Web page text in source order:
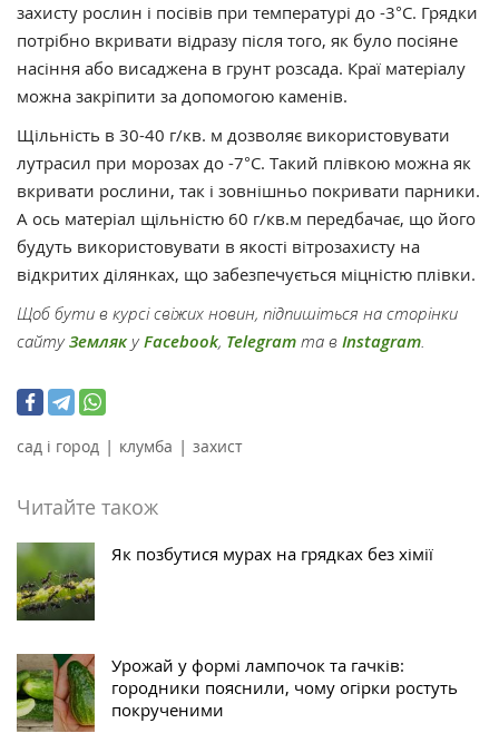
захисту рослин і посівів при температурі до -3°С. Грядки
потрібно вкривати відразу після того, як було посіяне
насіння або висаджена в грунт розсада. Краї матеріалу
можна закріпити за допомогою каменів.
Щільність в 30-40 г/кв. м дозволяє використовувати
лутрасил при морозах до -7°С. Такий плівкою можна як
вкривати рослини, так і зовнішньо покривати парники.
А ось матеріал щільністю 60 г/кв.м передбачає, що його
будуть використовувати в якості вітрозахисту на
відкритих ділянках, що забезпечується міцністю плівки.
Щоб бути в курсі свіжих новин, підпишіться на сторінки
сайтуЗемлякуFacebook, Telegram та в Instagram
сад і город | клумба | захист
Читайте також
Як позбутися мурах на грядках без хімії
Урожай у формі лампочок та гачків:
городники пояснили, чому огірки ростуть
покрученими